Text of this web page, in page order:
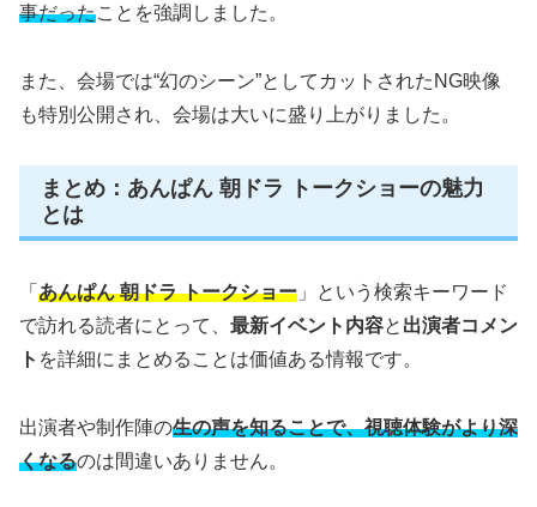
事だったことを強調しました。
また、会場では“幻のシーン”としてカットされたNG映像
も特別公開され、会場は大いに盛り上がりました。
まとめ：あんぱん 朝ドラ トークショーの魅力
とは
「 あんぱん 朝ドラ トークショー 」という検索キーワード
で訪れる読者にとって、 最新イベント内容と 出演者コメン
ト を詳細にまとめることは価値ある情報です。
出演者や制作陣の生の声を知ることで、視聴体験がより深
くなるのは間違いありません。